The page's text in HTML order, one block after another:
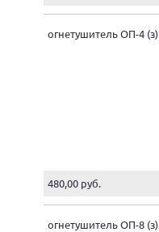
огнетушитель ОП-4 (з)
480,00 руб.
огнетушитель ОП-8 (з)